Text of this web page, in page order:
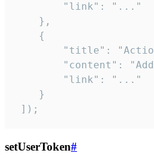
        "link": "..."
    },
    {
"title":
"content":
        "link": "..."
    }
]);
setUserToken#